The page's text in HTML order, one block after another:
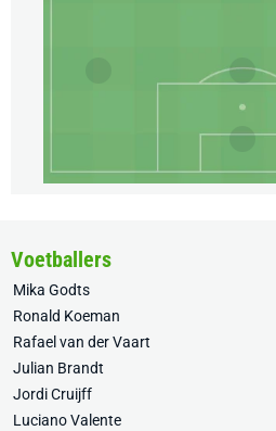
Voetballers
Mika Godts
Ronald Koeman
Rafael van der Vaart
Julian Brandt
Jordi Cruijff
Luciano Valente